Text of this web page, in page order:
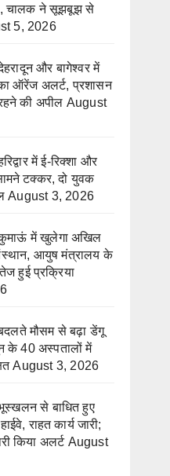
चालक ने सूझबूझ से
5, 2026
और बागेश्वर में
का ऑरेंज अलर्ट, प्रशासन
की अपील August
में ई-रिक्शा और
टक्कर, दो युवक
August 3, 2026
में खुलेगा अखिल
आयुष मंत्रालय के
हुई प्रक्रिया
मौसम से बढ़ा डेंगू
के 40 अस्पतालों में
August 3, 2026
से बाधित हुए
राहत कार्य जारी;
किया अलर्ट August